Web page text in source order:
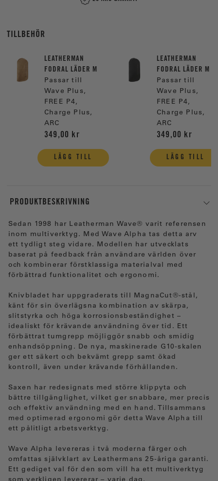
TILLBEHÖR
LEATHERMAN
FODRAL LÄDER M
Passar till
Wave Plus,
FREE P4,
Charge Plus,
ARC
349,00 kr
LÄGG TILL
LEATHERMAN
FODRAL LÄDER M
Passar till
Wave Plus,
FREE P4,
Charge Plus,
ARC
349,00 kr
LÄGG TILL
PRODUKTBESKRIVNING
Sedan 1998 har Leatherman Wave® varit referensen
inom multiverktyg. Med Wave Alpha tas detta arv
ett tydligt steg vidare. Modellen har utvecklats
baserat på feedback från användare världen över
och kombinerar förstklassiga materialval med
förbättrad funktionalitet och ergonomi.
Knivbladet har uppgraderats till MagnaCut®-stål,
känt för sin överlägsna kombination av skärpa,
slitstyrka och höga korrosionsbeständighet –
idealiskt för krävande användning över tid. Ett
förbättrat tumgrepp möjliggör snabb och smidig
enhandsöppning. De nya, maskinerade G10-skalen
ger ett säkert och bekvämt grepp samt ökad
kontroll, även under krävande förhållanden.
Saxen har redesignats med större klippyta och
bättre tillgänglighet, vilket ger snabbare, mer precis
och effektiv användning med en hand. Tillsammans
med optimerad ergonomi gör detta Wave Alpha till
ett pålitligt arbetsverktyg.
Wave Alpha levereras i två moderna färger och
omfattas självklart av Leathermans 25-åriga garanti.
Ett gediget val för den som vill ha ett multiverktyg